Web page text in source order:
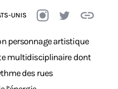
UNIS
personnage artistique
multidisciplinaire dont
des rues